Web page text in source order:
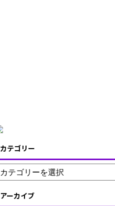
カテゴリー
アーカイブ